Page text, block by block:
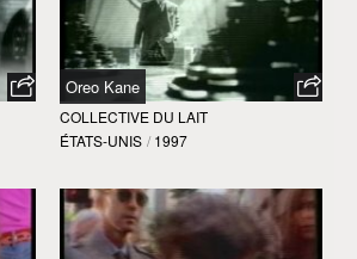
Oreo Kane
COLLECTIVE DU LAIT
ÉTATS-UNIS / 1997